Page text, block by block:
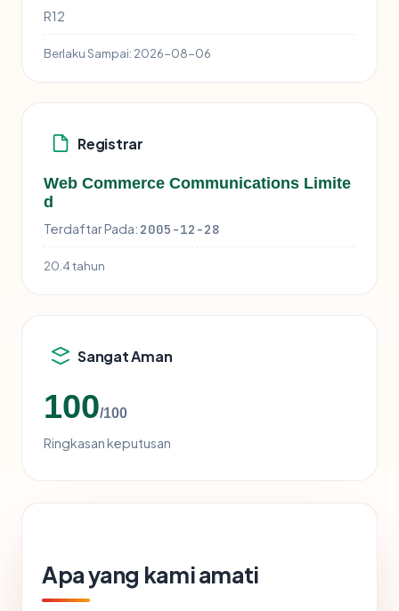
R12
Berlaku Sampai: 2026-08-06
Registrar
Web Commerce Communications Limite
d
Terdaftar Pada: 2005-12-28
20.4 tahun
Sangat Aman
100/100
Ringkasan keputusan
Apa yang kami amati